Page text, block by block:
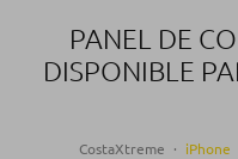
PANEL DE
DISPONIBLE
CostaXtreme · iPhone